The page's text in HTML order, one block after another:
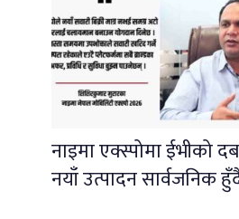
नाइमा एक्स्पोमा ईभीको
नयाँ उत्पादन सार्वजनिक